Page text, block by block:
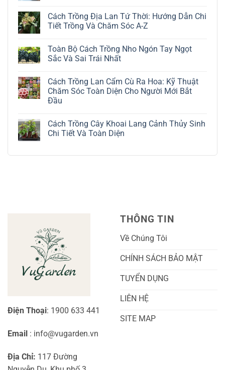
bình
luận
Cây
Đô
La
Thuật
Chăm
Sóc
Lá
Tế
Cách Trồng Địa Lan Tứ Thời: Hướng Dẫn Chi
Tiết Trồng Và Chăm Sóc A-Z
bình
luận
ở
Địa
Lan
Tứ
Thời:
Chi
Tiết
Trồng
Toàn Bộ Cách Trồng Nho Ngón Tay Ngọt
Sắc Và Sai Trái Nhất
bình
luận
ở
Toàn
Trồng
Nho
Ngón
Cách Trồng Lan Cẩm Cù Ra Hoa: Kỹ Thuật
Chăm Sóc Toàn Diện Cho Người Mới Bắt
Đầu
bình
luận
ở
Lan
Cho
Người
Mới
Bắt
Đầu
Cách Trồng Cây Khoai Lang Cảnh Thủy Sinh
Chi Tiết Và Toàn Diện
bình
Chi
Tiết
Và
Toàn
Diện
Điện Thoại: 1900 633 441
Email : info@vugarden.vn
Địa Chỉ: 117 Đường
THÔNG TIN
Về Chúng Tôi
CHÍNH SÁCH BẢO MẬT
TUYỂN DỤNG
LIÊN HỆ
SITE MAP